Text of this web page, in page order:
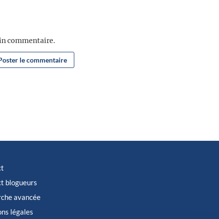
commentaire.
blogueurs
avancée
légales